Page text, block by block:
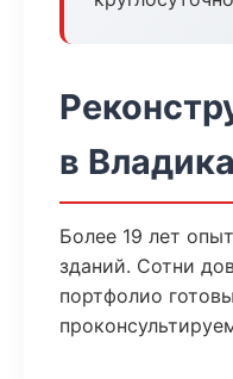
в
Более 19 лет
зданий. Сотни
портфолио